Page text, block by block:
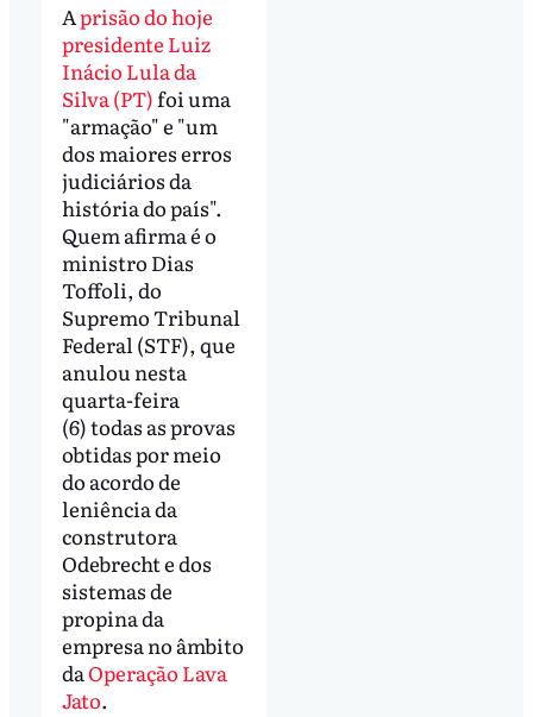
Aprisão do hoje
presidente Luiz
Inácio Lula da
Silva (PT)foi uma
"armação" e "um
dos maiores erros
judiciários da
história do país".
Quem afirma é o
ministro Dias
Toffoli, do
Supremo Tribunal
Federal (STF), que
anulou nesta
quarta-feira
(6) todas as provas
obtidas por meio
do acordo de
leniência da
construtora
Odebrecht e dos
sistemas de
propina da
empresa no âmbito
daOperação Lava
Jato.